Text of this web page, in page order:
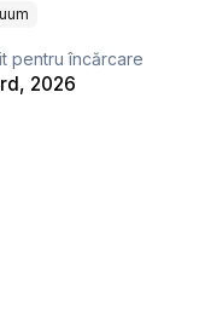
pentru încărcare
2026